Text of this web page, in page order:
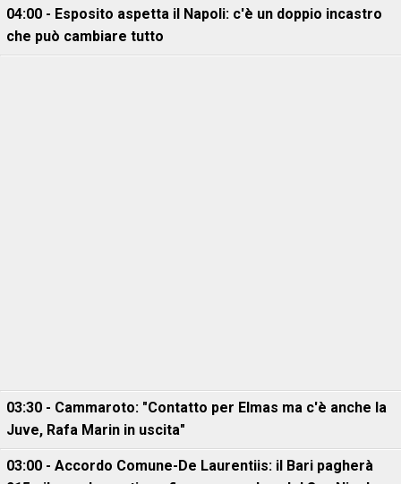
04:00 - Esposito aspetta il Napoli: c'è un doppio incastro
che può cambiare tutto
03:30 - Cammaroto: "Contatto per Elmas ma c'è anche la
Juve, Rafa Marin in uscita"
03:00 - Accordo Comune-De Laurentiis: il Bari pagherà